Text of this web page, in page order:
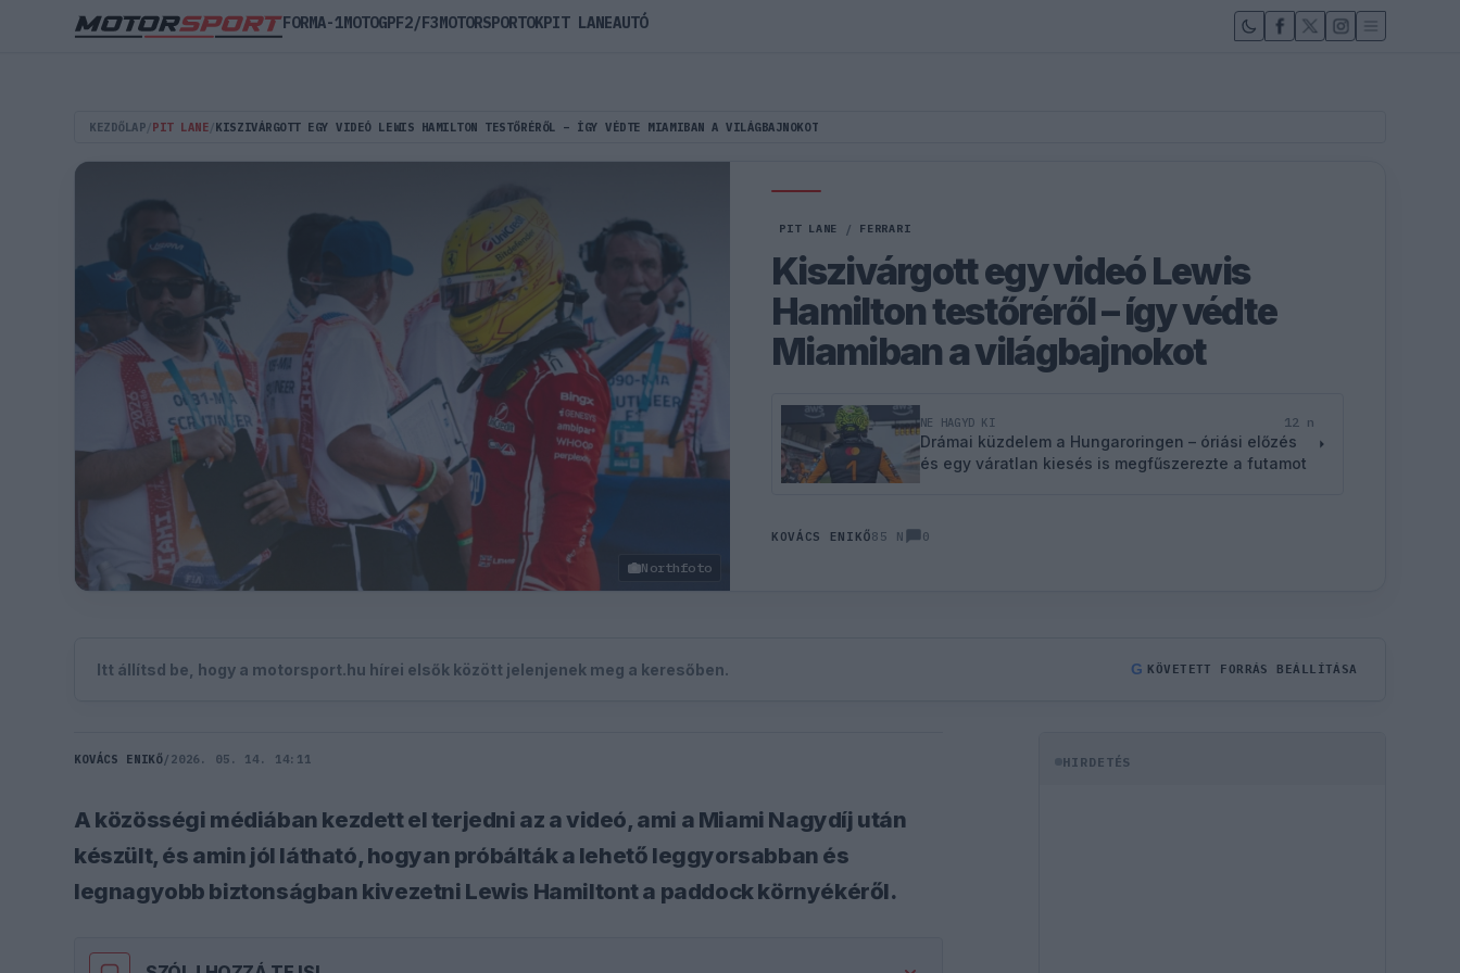
KEZDŐLAP PIT LANE KISZIVÁRGOTT EGY VIDEÓ LEWIS HAMILTON TESTŐRÉRŐL – ÍGY VÉDTE MIAMIBAN A VILÁGBAJNOKOT
Northfoto
PIT LANE / FERRARI
Kiszivárgott egy videó Lewis
Hamilton testőréről – így védte
Miamiban a világbajnokot
NE HAGYD KI 12 n
Drámai küzdelem a Hungaroringen – óriási előzés
és egy váratlan kiesés is megfűszerezte a futamot
KOVÁCS ENIKŐ85 N 0
Itt állítsd be, hogy a motorsport.hu hírei elsők között jelenjenek meg a keresőben. G KÖVETETT FORRÁS BEÁLLÍTÁSA
KOVÁCS ENIKŐ/ 2026. 05. 14. 14:11
A közösségi médiában kezdett el terjedni az a videó, ami a Miami Nagydíj után
készült, és amin jól látható, hogyan próbálták a lehető leggyorsabban és
legnagyobb biztonságban kivezetni Lewis Hamiltont a paddock környékéről.
HIRDETÉS
FORMA-1MOTOGPF2/F3MOTORSPORTOKPIT LANEAUTÓ